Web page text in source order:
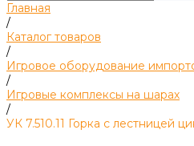
Главная
/
Каталог товаров
/
Игровое оборудование
/
Игровые комплексы на шарах
/
УК 7.510.11 Горка с лестницей